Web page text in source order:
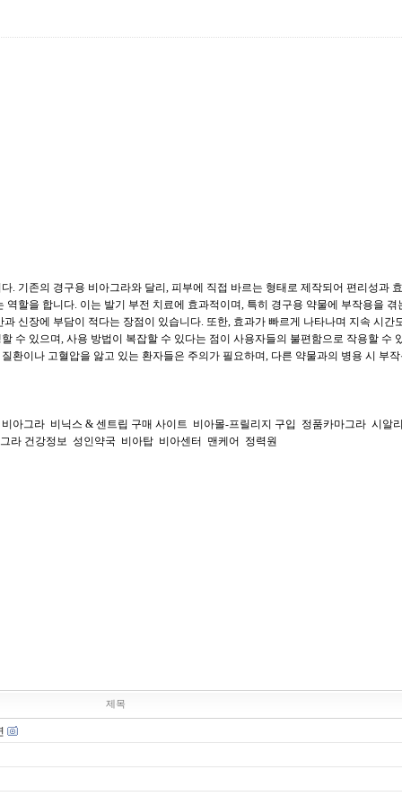
기존의 경구용 비아그라와 달리, 피부에 직접 바르는 형태로 제작되어 편리성과
할을 합니다. 이는 발기 부전 치료에 효과적이며, 특히 경구용 약물에 부작용을
신장에 부담이 적다는 장점이 있습니다. 또한, 효과가 빠르게 나타나며 지속 시간
수 있으며, 사용 방법이 복잡할 수 있다는 점이 사용자들의 불편함으로 작용할 수
환이나 고혈압을 앓고 있는 환자들은 주의가 필요하며, 다른 약물과의 병용 시 부
아그라  비닉스 & 센트립 구매 사이트  비아몰-프릴리지 구입  정품카마그라  시
라 건강정보  성인약국  비아탑  비아센터  맨케어  정력원
제목